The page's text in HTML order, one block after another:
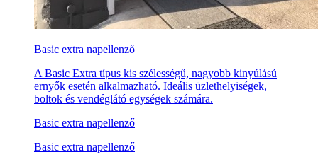
Basic extra napellenző
A Basic Extra típus kis szélességű, nagyobb kinyúlású
ernyők esetén alkalmazható. Ideális üzlethelyiségek,
boltok és vendéglátó egységek számára.
Basic extra napellenző
Basic extra napellenző